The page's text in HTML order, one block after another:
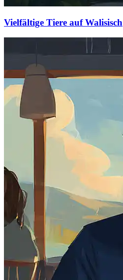
Vielfältige Tiere auf Walisisch